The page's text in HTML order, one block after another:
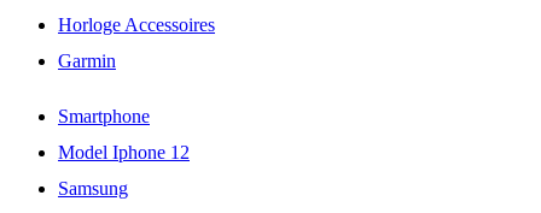
Horloge Accessoires
Garmin
Smartphone
Model Iphone 12
Samsung